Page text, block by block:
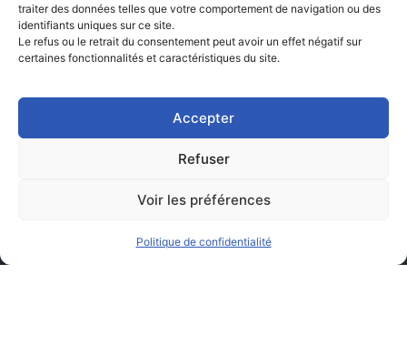
traiter des données telles que votre comportement de navigation ou des
identifiants uniques sur ce site.
Le refus ou le retrait du consentement peut avoir un effet négatif sur
certaines fonctionnalités et caractéristiques du site.
Accepter
Refuser
Voir les préférences
Politique de confidentialité